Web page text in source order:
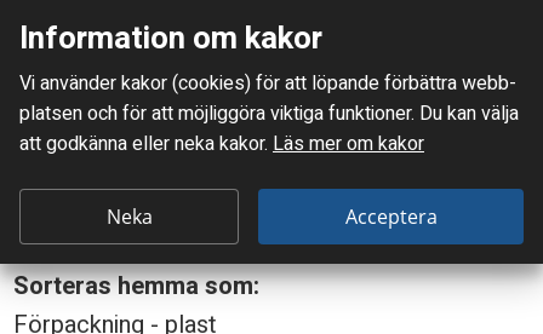
Mellanskånes Renhållnings AB
Du är här: Flaska, PET
a
s
Flaska, PET
Sorteras hemma som:
Förpackning - plast
Information om kakor
Vi använder kakor (cookies) för att löpande förbättra webb­
platsen och för att möjlig­göra viktiga funktioner. Du kan välja
att godkänna eller neka kakor. Läs mer om kakor
Neka Acceptera